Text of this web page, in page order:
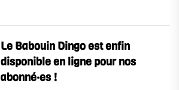
Le Babouin Dingo est enfin
disponible en ligne pour nos
abonné·es !